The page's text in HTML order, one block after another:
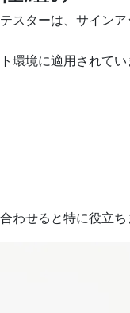
スターは、サイン
環境に適用されてい
わせると特に役立ち